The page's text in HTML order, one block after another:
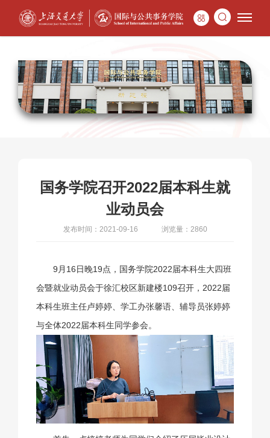
国务学院召开2022届本科生就
业动员会
发布时间：2021-09-16 浏览量：2860
9月16日晚19点，国务学院2022届本科生大四班
会暨就业动员会于徐汇校区新建楼109召开，2022届
本科生班主任卢婷婷、学工办张馨语、辅导员张婷婷
与全体2022届本科生同学参会。